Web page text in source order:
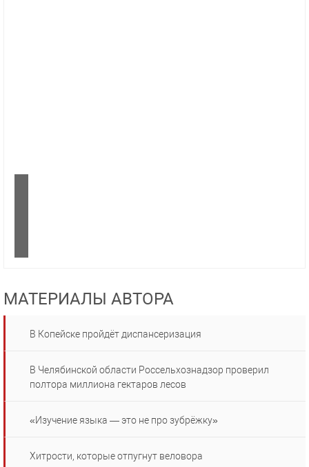
МАТЕРИАЛЫ АВТОРА
В Копейске пройдёт диспансеризация
В Челябинской области Россельхознадзор проверил
полтора миллиона гектаров лесов
«Изучение языка — это не про зубрёжку»
Хитрости, которые отпугнут веловора